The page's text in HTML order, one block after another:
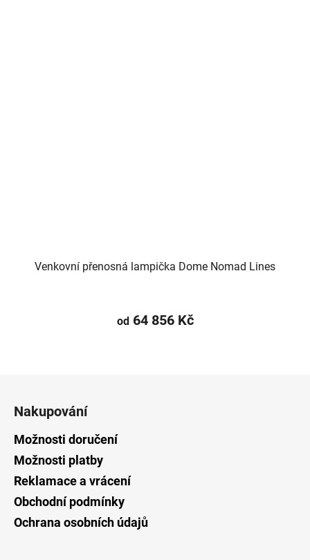
Venkovní přenosná lampička Dome Nomad Lines
od64 856 Kč
Nakupování
Možnosti doručení
Možnosti platby
Reklamace a vrácení
Obchodní podmínky
Ochrana osobních údajů